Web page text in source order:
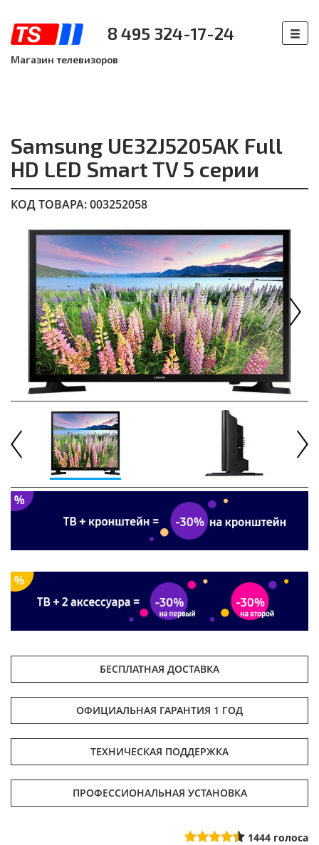
8 495 324-17-24
Магазин телевизоров
Samsung UE32J5205AK Full
HD LED Smart TV 5 серии
КОД ТОВАРА: 003252058
БЕСПЛАТНАЯ ДОСТАВКА
ОФИЦИАЛЬНАЯ ГАРАНТИЯ 1 ГОД
ТЕХНИЧЕСКАЯ ПОДДЕРЖКА
ПРОФЕССИОНАЛЬНАЯ УСТАНОВКА
1444 голоса